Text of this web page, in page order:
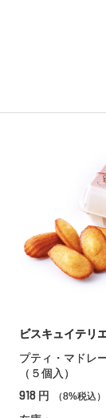
ビスキュイテリ
プティ・マドレ
（５個入）
918 円 （8%税込）